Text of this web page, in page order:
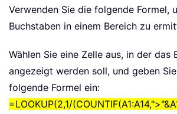
Verwenden Sie die folgende Formel,
Buchstaben in einem Bereich zu
Wählen Sie eine Zelle aus, in der das
angezeigt werden soll, und geben
folgende Formel ein:
=LOOKUP(2,1/